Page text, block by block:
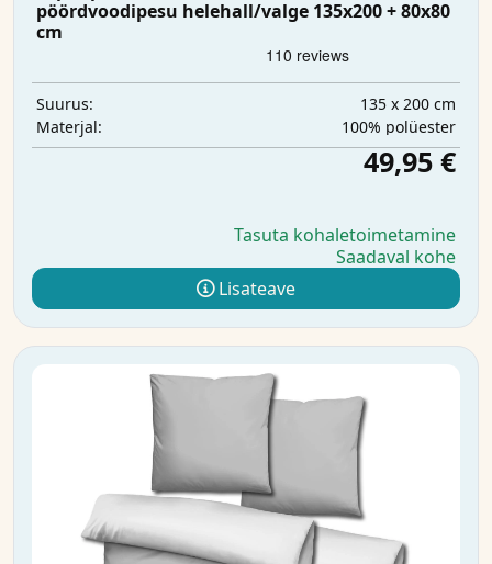
pöördvoodipesu helehall/valge 135x200 + 80x80
cm
Suurus:
135 x 200 cm
Materjal:
100% polüester
49,95 €
Tasuta kohaletoimetamine
Saadaval kohe
Lisateave